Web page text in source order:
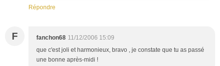
Répondre
F fanchon68 11/12/2006 15:09
que c'est joli et harmonieux, bravo , je constate que tu as passé
une bonne après-midi !